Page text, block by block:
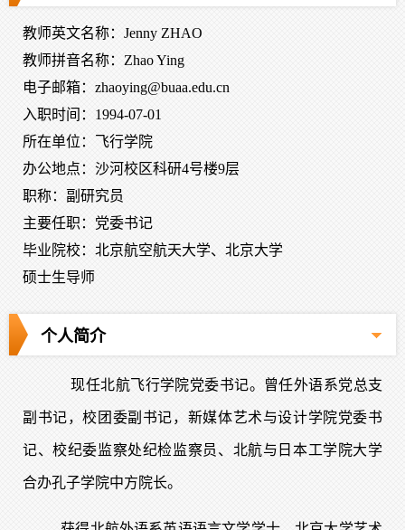
教师英文名称：Jenny ZHAO
教师拼音名称：Zhao Ying
电子邮箱： zhaoying@buaa.edu.cn
入职时间：1994-07-01
所在单位：飞行学院
办公地点：沙河校区科研4号楼9层
职称：副研究员
主要任职：党委书记
毕业院校：北京航空航天大学、北京大学
硕士生导师
个人简介
现任北航飞行学院党委书记。曾任外语系党总支
副书记，校团委副书记，新媒体艺术与设计学院党委书
记、校纪委监察处纪检监察员、北航与日本工学院大学
合办孔子学院中方院长。